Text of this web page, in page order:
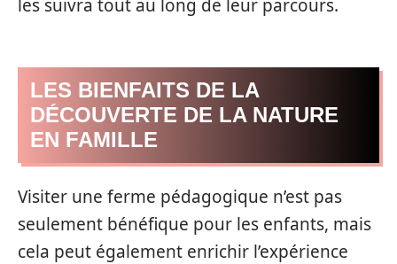
les suivra tout au long de leur parcours.
LES BIENFAITS DE LA
DÉCOUVERTE DE LA NATURE
EN FAMILLE
Visiter une ferme pédagogique n’est pas
seulement bénéfique pour les enfants, mais
cela peut également enrichir l’expérience